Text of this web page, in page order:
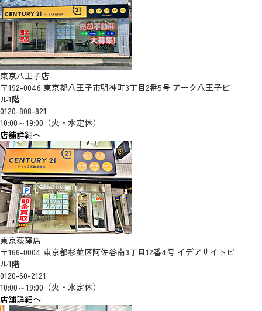
東京八王子店
〒192-0046 東京都八王子市明神町3丁目2番5号 アーク八王子ビ
ル1階
0120-808-821
10:00～19:00（火・水定休）
店舗詳細へ
東京荻窪店
〒166-0004 東京都杉並区阿佐谷南3丁目12番4号 イデアサイトビ
ル1階
0120-60-2121
10:00～19:00（火・水定休）
店舗詳細へ